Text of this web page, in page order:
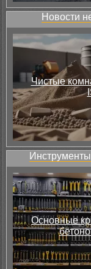
Новости
Чистые
Основные